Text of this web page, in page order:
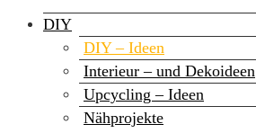
DIY
DIY – Ideen
Interieur – und Dekoideen
Upcycling – Ideen
Nähprojekte